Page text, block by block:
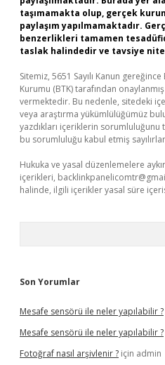
taşımamakta olup, gerçek
paylaşım yapılmamaktadır.
benzerlikleri tamamen
taslak halindedir ve tavsiye
Sitemiz, 5651 Sayılı Kanun
Kurumu (BTK) tarafından
vermektedir. Bu nedenle, sitedeki
veya araştırma yükümlülüğümüz
yazdıkları içeriklerin
bu sorumluluğu kabul etmiş
Hukuka ve yasal düzenlemelere
içerikleri,
halinde, ilgili içerikler yasal süre
Son Yorumlar
Mesafe sensörü ile neler yapılabilir ?
Mesafe sensörü ile neler yapılabilir ?
Fotoğraf nasıl arşivlenir ? için admin